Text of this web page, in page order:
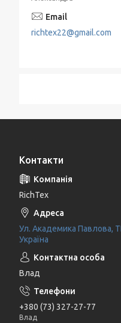
richtex22@gmail.com
Контакти
RichTex
Ул. Академика Павлова,
Україна
Влад
+380 (73) 327-27-77
Влад